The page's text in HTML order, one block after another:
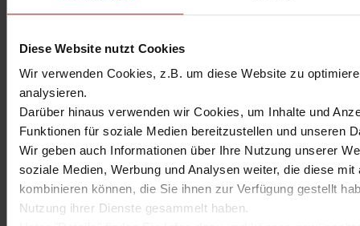
Diese Website nutzt Cookies
Wir verwenden Cookies, z.B. um diese Website zu
analysieren.
Darüber hinaus verwenden wir Cookies, um Inhalte und
Funktionen für soziale Medien bereitzustellen und unseren
Wir geben auch Informationen über Ihre Nutzung unserer
soziale Medien, Werbung und Analysen weiter, die diese mit
kombinieren können, die Sie ihnen zur Verfügung gestellt
Nutzung ihrer Dienste gesammelt haben.
veröffentlicht. Markierte Felder sind
Kommentar
Name*